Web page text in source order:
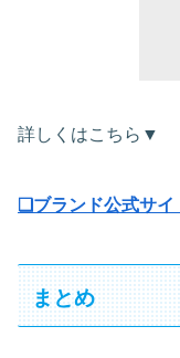
詳しくはこちら▼
❏ブランド公式サイ
まとめ